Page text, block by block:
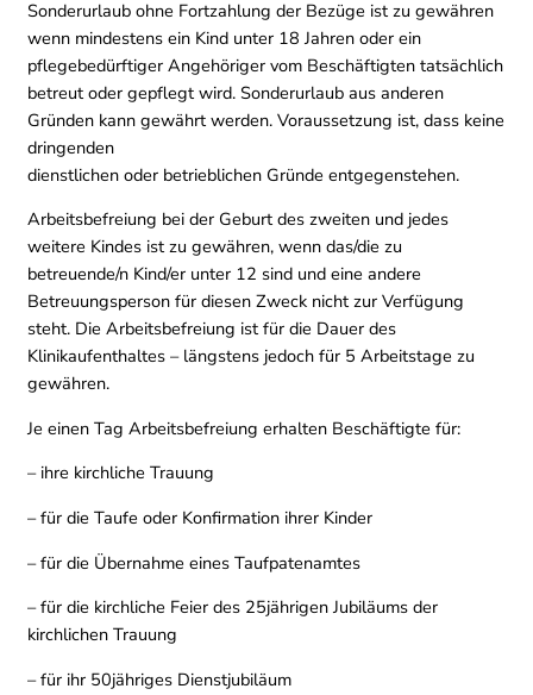
Sonderurlaub ohne Fortzahlung der Bezüge ist zu gewähren
wenn mindestens ein Kind unter 18 Jahren oder ein
pflegebedürftiger Angehöriger vom Beschäftigten tatsächlich
betreut oder gepflegt wird. Sonderurlaub aus anderen
Gründen kann gewährt werden. Voraussetzung ist, dass keine
dringenden
dienstlichen oder betrieblichen Gründe entgegenstehen.
Arbeitsbefreiung bei der Geburt des zweiten und jedes
weitere Kindes ist zu gewähren, wenn das/die zu
betreuende/n Kind/er unter 12 sind und eine andere
Betreuungsperson für diesen Zweck nicht zur Verfügung
steht. Die Arbeitsbefreiung ist für die Dauer des
Klinikaufenthaltes – längstens jedoch für 5 Arbeitstage zu
gewähren.
Je einen Tag Arbeitsbefreiung erhalten Beschäftigte für:
– ihre kirchliche Trauung
– für die Taufe oder Konfirmation ihrer Kinder
– für die Übernahme eines Taufpatenamtes
– für die kirchliche Feier des 25jährigen Jubiläums der
kirchlichen Trauung
– für ihr 50jähriges Dienstjubiläum